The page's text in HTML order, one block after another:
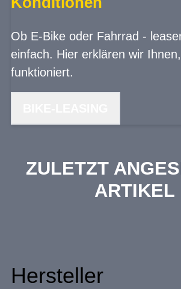
Ob E-Bike oder Fahrrad -
einfach. Hier erklären wir
funktioniert.
ZULETZT
ARTIKEL
Hersteller